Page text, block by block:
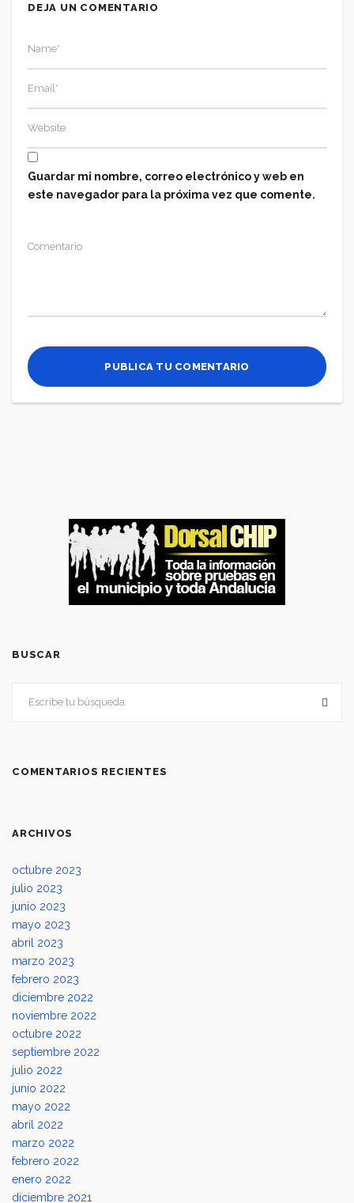
DEJA UN COMENTARIO
Guardar mi nombre, correo electrónico y web en
este navegador para la próxima vez que comente.
BUSCAR
COMENTARIOS RECIENTES
ARCHIVOS
octubre 2023
julio 2023
junio 2023
mayo 2023
abril 2023
marzo 2023
febrero 2023
diciembre 2022
noviembre 2022
octubre 2022
septiembre 2022
julio 2022
junio 2022
mayo 2022
abril 2022
marzo 2022
febrero 2022
enero 2022
diciembre 2021